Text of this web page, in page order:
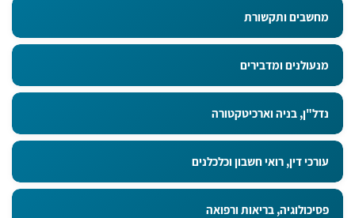
מחשבים ותקשורת
מנעולנים ומדבירים
נדל"ן, בניה וארכיטקטורה
עורכי דין, רואי חשבון וכלכלנים
פסיכולוגיה, בריאות ורפואה